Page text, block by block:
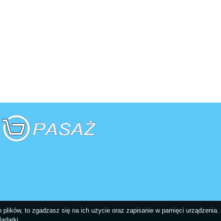
to zgadzasz się na ich użycie oraz zapisanie w pamięci urządzenia.